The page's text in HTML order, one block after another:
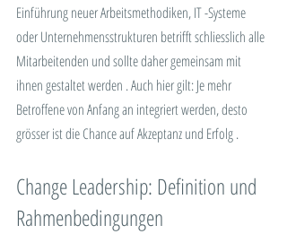
Einführung neuer Arbeitsmethodiken, IT -Systeme
oder Unternehmensstrukturen betrifft schliesslich alle
Mitarbeitenden und sollte daher gemeinsam mit
ihnen gestaltet werden . Auch hier gilt: Je mehr
Betroffene von Anfang an integriert werden, desto
grösser ist die Chance auf Akzeptanz und Erfolg .
Change Leadership: Definition und
Rahmenbedingungen